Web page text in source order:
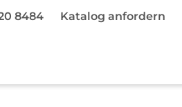
8484 Katalog anfordern